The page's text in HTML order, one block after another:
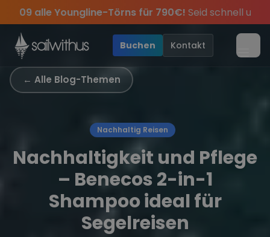
Skip to content
Sichere Dir jetztDein Meilenbuch und Deine
keineTörn-Updates, Insider-Tippsund exklusive
Season Closing Party 2026!Die Saison war
Buchen Kontakt
← Alle Blog-Themen
Nachhaltig Reisen
Nachhaltigkeit und Pflege
– Benecos 2-in-1
Shampoo ideal für
Segelreisen